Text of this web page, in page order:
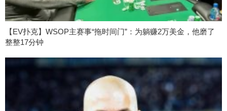
【EV扑克】WSOP主赛事“拖时间门”：为躺赚2万美金，他磨了
整整17分钟